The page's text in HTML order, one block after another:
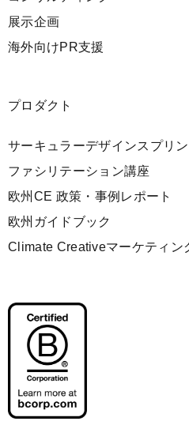
展示企画
海外向けPR支援
プロダクト
サーキュラーデザインスプリン
ファシリテーション講座
欧州CE 政策・事例レポート
欧州ガイドブック
Climate Creativeマーケティン